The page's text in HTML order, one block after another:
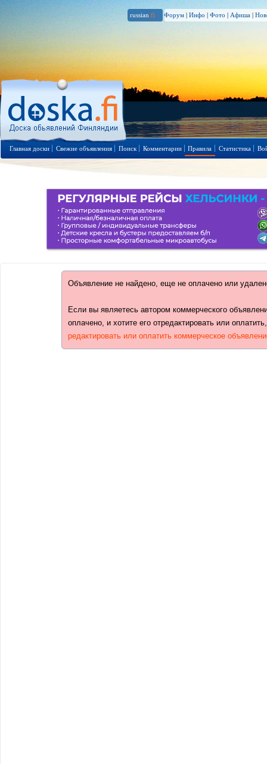
russian .fi Форум | Инфо | Фото | Афиша |
Главная доски Свежие объявления Поиск Комментарии Правила Статистика
Объявление не найдено, еще не оплачено или
Если вы являетесь автором коммерческого
оплачено, и хотите его отредактировать или
редактировать или оплатить коммерческое